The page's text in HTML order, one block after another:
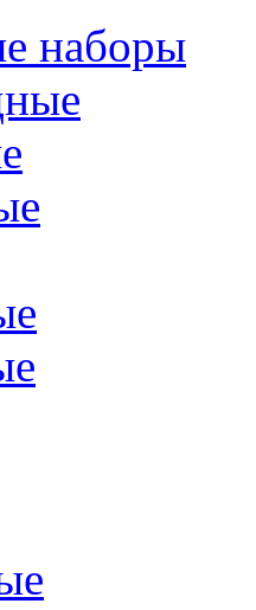
наборы